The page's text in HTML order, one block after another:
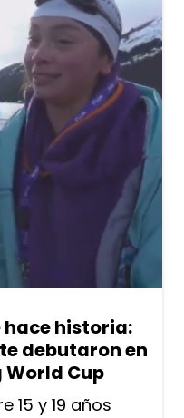
hace historia:
debutaron en
Cup
15 y 19 años